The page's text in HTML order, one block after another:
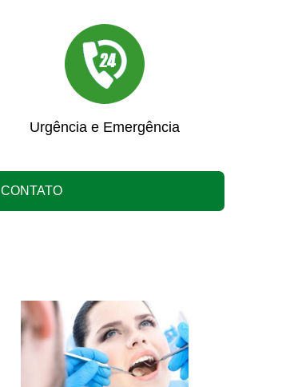
Urgência e Emergência
CONTATO